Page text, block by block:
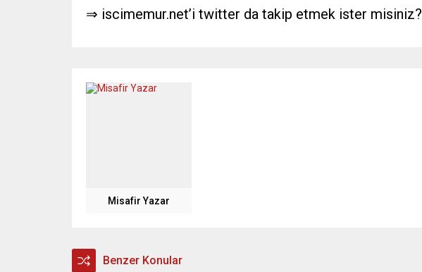
⇒ iscimemur.net’i twitter da takip etmek ister misiniz?
Misafir Yazar
Benzer Konular